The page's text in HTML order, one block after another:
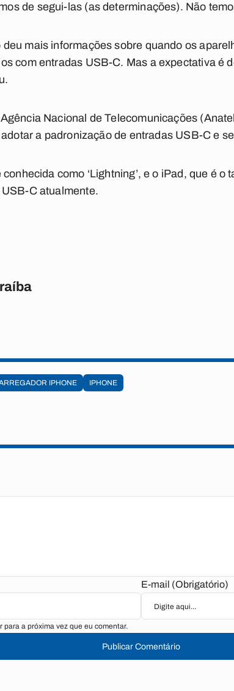
de segui-las (as determinações). Não
mais informações sobre quando os
com entradas USB-C. Mas a expectativa é
Nacional de Telecomunicações
a padronização de entradas USB-C e
como ‘Lightning’, e o iPad, que é
C atualmente.
IPHONE IPHONE
E-mail (Obrigatório)
a próxima vez que eu comentar.
Publicar Comentário